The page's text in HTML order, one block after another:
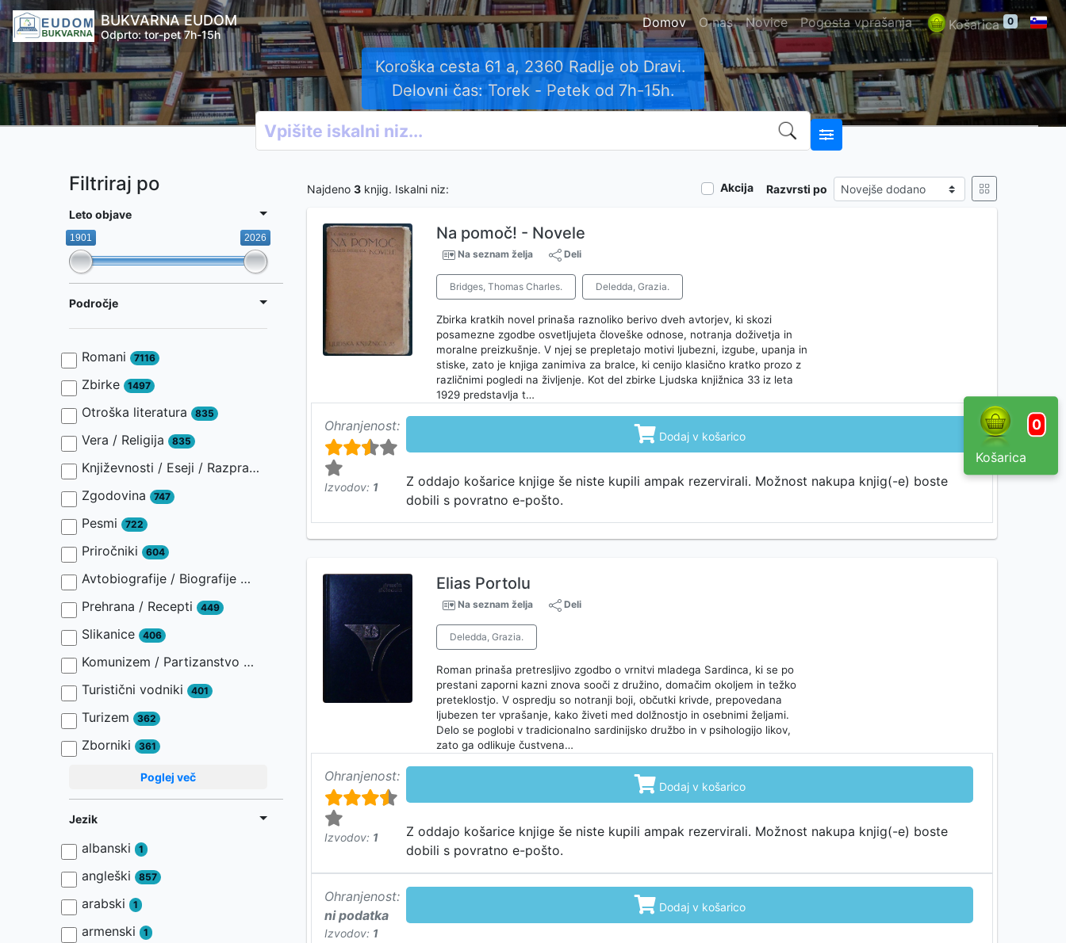
BUKVARNA EUDOM
Odprto: tor-pet 7h-15h
Domov O nas Novice Pogosta vprašanja Košarica 0
Koroška cesta 61 a, 2360 Radlje ob Dravi.
Delovni čas: Torek - Petek od 7h-15h.
0
Košarica
Filtriraj po
Leto objave
1901 2026
Področje
Romani 7116
Zbirke 1497
Otroška literatura 835
Vera / Religija 835
Književnosti / Eseji / Razprave / Jezik / Slovnica / Slavistika
Zgodovina 747
Pesmi 722
Priročniki 604
Avtobiografije / Biografije449
Prehrana / Recepti 449
Slikanice 406
Komunizem / Partizanstvo401
Turistični vodniki 401
Turizem 362
Zborniki 361
Poglej več
Jezik
albanski 1
angleški 857
arabski 1
armenski 1
Najdeno 3 knjig. Iskalni niz: Akcija Razvrsti po
Na pomoč! - Novele
Na seznam želja Deli
Bridges, Thomas Charles. Deledda, Grazia.
Zbirka kratkih novel prinaša raznoliko berivo dveh avtorjev, ki skozi
posamezne zgodbe osvetljujeta človeške odnose, notranja doživetja in
moralne preizkušnje. V njej se prepletajo motivi ljubezni, izgube, upanja in
stiske, zato je knjiga zanimiva za bralce, ki cenijo klasično kratko prozo z
različnimi pogledi na življenje. Kot del zbirke Ljudska knjižnica 33 iz leta
1929 predstavlja t…
Ohranjenost:
Izvodov: 1
 Dodaj v košarico
Z oddajo košarice knjige še niste kupili ampak rezervirali. Možnost nakupa knjig(-e) boste
dobili s povratno e-pošto.
Elias Portolu
Na seznam želja Deli
Deledda, Grazia.
Roman prinaša pretresljivo zgodbo o vrnitvi mladega Sardinca, ki se po
prestani zaporni kazni znova sooči z družino, domačim okoljem in težko
preteklostjo. V ospredju so notranji boji, občutki krivde, prepovedana
ljubezen ter vprašanje, kako živeti med dolžnostjo in osebnimi željami.
Delo se poglobi v tradicionalno sardinijsko družbo in v psihologijo likov,
zato ga odlikuje čustvena…
Ohranjenost:
Izvodov: 1
 Dodaj v košarico
Z oddajo košarice knjige še niste kupili ampak rezervirali. Možnost nakupa knjig(-e) boste
dobili s povratno e-pošto.
Ohranjenost:
ni podatka
Izvodov: 1
 Dodaj v košarico